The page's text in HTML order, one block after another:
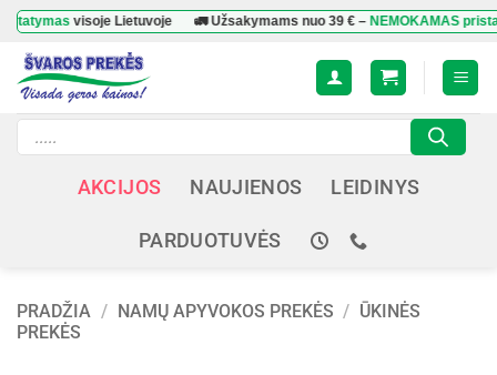
Skip
content
visoje Lietuvoje 🚛 Užsakymams nuo39 €–NEMOKAMAS
Products
search
AKCIJOS NAUJIENOS LEIDINYS
PARDUOTUVĖS
PRADŽIA / NAMŲ APYVOKOS PREKĖS / ŪKINĖS
PREKĖS